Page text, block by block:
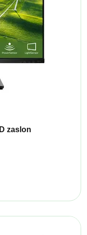
zaslon